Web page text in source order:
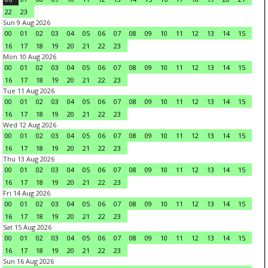
22
23
Sun 9 Aug 2026
00
01 02 03 04 05 06 07 08 09 10 11 12 13 14
15
16
17 18 19 20 21 22
23
Mon 10 Aug 2026
00
01 02 03 04 05 06 07 08 09 10 11 12 13 14
15
16
17 18 19 20 21 22
23
Tue 11 Aug 2026
00
01 02 03 04 05 06 07 08 09 10 11 12 13 14
15
16
17 18 19 20 21 22
23
Wed 12 Aug 2026
00
01 02 03 04 05 06 07 08 09 10 11 12 13 14
15
16
17 18 19 20 21 22
23
Thu 13 Aug 2026
00
01 02 03 04 05 06 07 08 09 10 11 12 13 14
15
16
17 18 19 20 21 22
23
Fri 14 Aug 2026
00
01 02 03 04 05 06 07 08 09 10 11 12 13 14
15
16
17 18 19 20 21 22
23
Sat 15 Aug 2026
00
01 02 03 04 05 06 07 08 09 10 11 12 13 14
15
16
17 18 19 20 21 22
23
Sun 16 Aug 2026